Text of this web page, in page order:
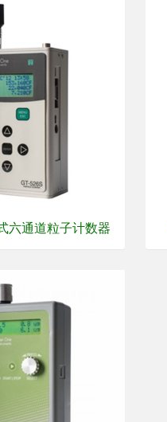
六通道粒子计数器